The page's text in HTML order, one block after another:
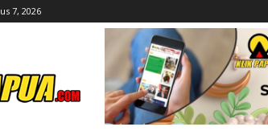
7, 2026